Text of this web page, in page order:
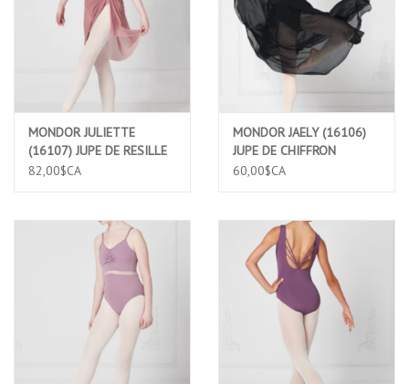
MONDOR JULIETTE
(16107) JUPE DE RESILLE
82,00$CA
MONDOR JAELY (16106)
JUPE DE CHIFFRON
60,00$CA